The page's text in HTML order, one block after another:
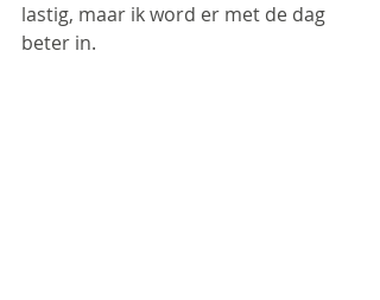
lastig, maar ik word er met de dag
beter in.